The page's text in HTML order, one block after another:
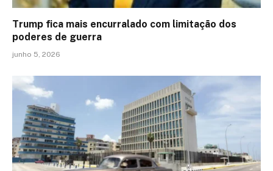
Trump fica mais encurralado com limitação dos
poderes de guerra
junho 5, 2026